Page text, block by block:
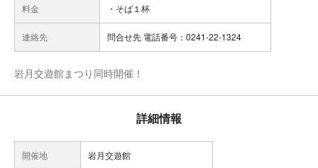
料金 ・そば１杯
連絡先 問合せ先 電話番号：0241-22-1324
岩月交遊館まつり同時開催！
詳細情報
開催地 岩月交遊館